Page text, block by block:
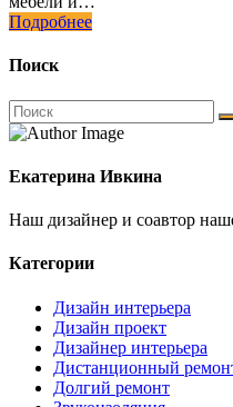
Подробнее
Поиск
Екатерина Ивкина
Наш дизайнер и соавтор
Категории
Дизайн интерьера
Дизайн проект
Дизайнер интерьера
Дистанционный
Долгий ремонт